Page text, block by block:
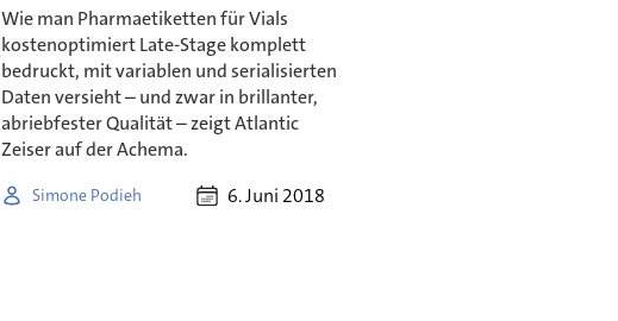
Wie man Pharmaetiketten für Vials
kostenoptimiert Late-Stage komplett
bedruckt, mit variablen und serialisierten
Daten versieht – und zwar in brillanter,
abriebfester Qualität – zeigt Atlantic
Zeiser auf der Achema.
Simone Podieh 6. Juni 2018